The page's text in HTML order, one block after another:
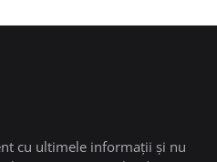
cu ultimele informații și nu